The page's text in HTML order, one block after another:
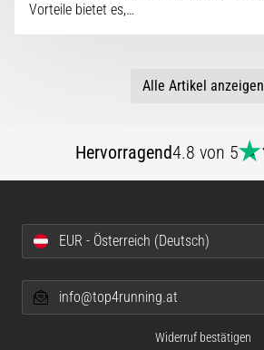
Vorteile bietet es,…
Alle Artikel anzeigen
Hervorragend4.8 von 5
EUR - Österreich (Deutsch)
info@top4running.at
Widerruf bestätigen